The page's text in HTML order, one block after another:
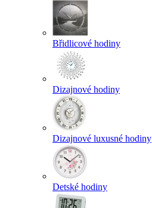
Břidlicové hodiny
Dizajnové hodiny
Dizajnové luxusné hodiny
Detské hodiny